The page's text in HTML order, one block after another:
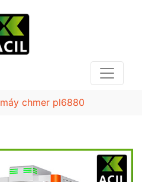
máy chmer pl6880